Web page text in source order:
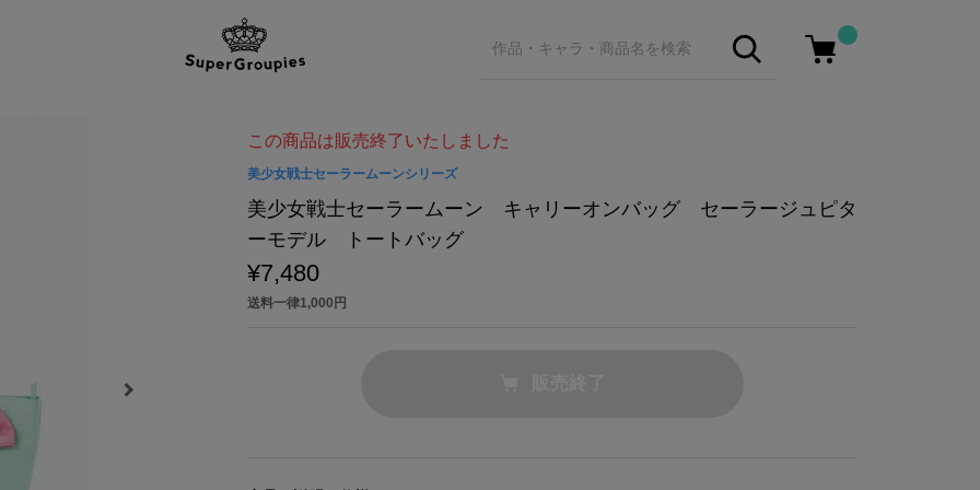
この商品は販売終了いたしました
美少女戦士セーラームーンシリーズ
美少女戦士セーラームーン キャリーオンバッグ セーラージュピタ
ーモデル トートバッグ
¥7,480
送料一律1,000円